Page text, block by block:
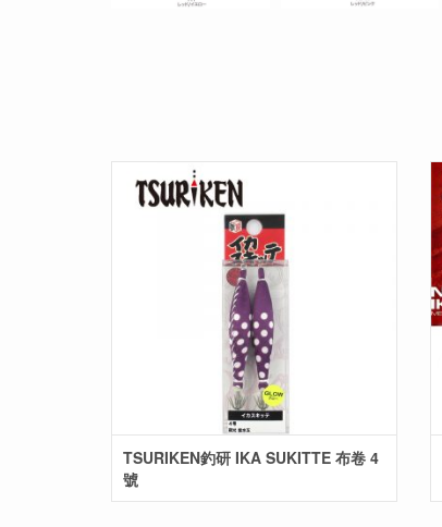
TSURIKEN釣研 IKA SUKITTE 布卷 4
號